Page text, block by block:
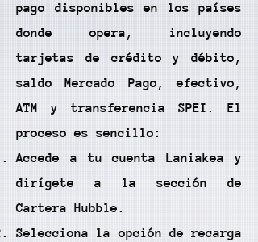
pago disponibles en los países
donde opera, incluyendo
tarjetas de crédito y débito,
saldo Mercado Pago, efectivo,
ATM y transferencia SPEI. El
proceso es sencillo:
Accede a tu cuenta Laniakea y
dirígete a la sección de
Cartera Hubble.
Selecciona la opción de recarga